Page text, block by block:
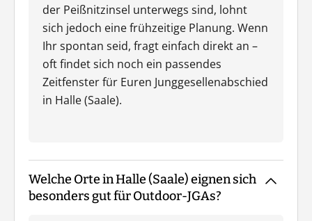
der Peißnitzinsel unterwegs sind, lohnt
sich jedoch eine frühzeitige Planung. Wenn
Ihr spontan seid, fragt einfach direkt an –
oft findet sich noch ein passendes
Zeitfenster für Euren Junggesellenabschied
in Halle (Saale).
Welche Orte in Halle (Saale) eignen sich
besonders gut für Outdoor-JGAs?